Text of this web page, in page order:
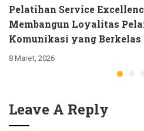
Pelatihan Service
Membangun Loyalitas
Komunikasi yang Berkelas
8 Maret, 2026
Leave A Reply